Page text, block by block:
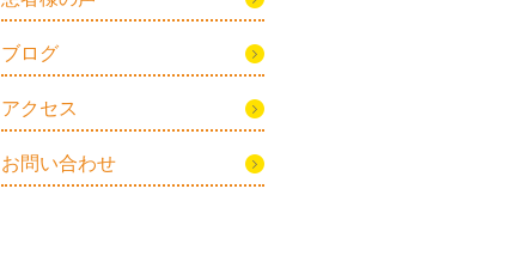
ブログ
アクセス
お問い合わせ